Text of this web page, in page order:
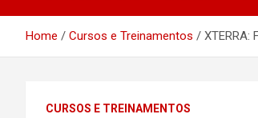
Últimas notícias
relacionadas a
petróleo, gás,
Home Cursos e Treinamentos
CURSOS E TREINAMENTOS